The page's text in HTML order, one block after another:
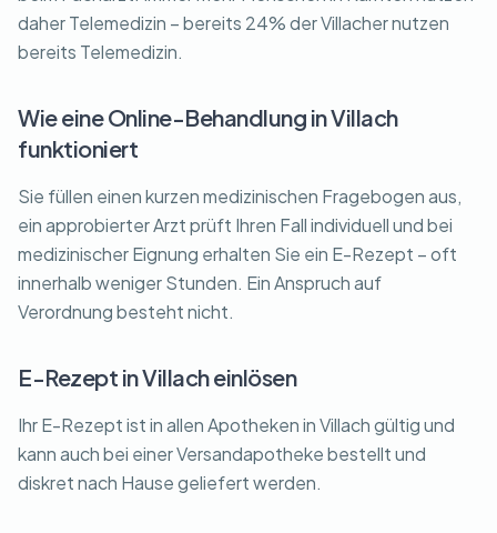
daher Telemedizin – bereits 24% der Villacher nutzen
bereits Telemedizin.
Wie eine Online-Behandlung in Villach
funktioniert
Sie füllen einen kurzen medizinischen Fragebogen aus,
ein approbierter Arzt prüft Ihren Fall individuell und bei
medizinischer Eignung erhalten Sie ein E-Rezept – oft
innerhalb weniger Stunden. Ein Anspruch auf
Verordnung besteht nicht.
E-Rezept in Villach einlösen
Ihr E-Rezept ist in allen Apotheken in Villach gültig und
kann auch bei einer Versandapotheke bestellt und
diskret nach Hause geliefert werden.